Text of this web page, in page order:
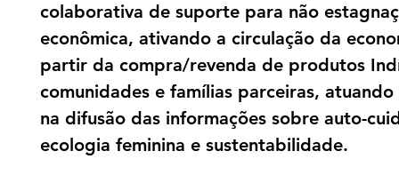
colaborativa de suporte para não
econômica, ativando a circulação da
partir da compra/revenda de produtos
comunidades e famílias parceiras,
na difusão das informações sobre auto-
ecologia feminina e sustentabilidade.